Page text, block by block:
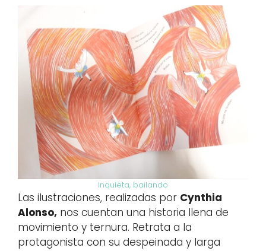
Inquieta, bailando
Las ilustraciones, realizadas por Cynthia
Alonso, nos cuentan una historia llena de
movimiento y ternura. Retrata a la
protagonista con su despeinada y larga